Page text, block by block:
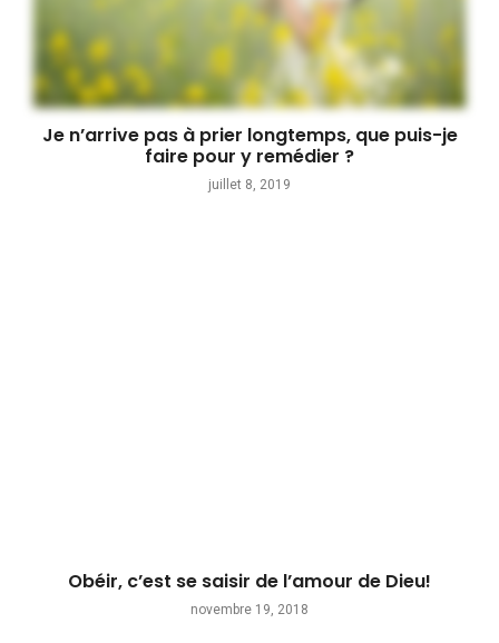
Je n’arrive pas à prier longtemps, que puis-je
faire pour y remédier ?
juillet 8, 2019
Obéir, c’est se saisir de l’amour de Dieu!
novembre 19, 2018